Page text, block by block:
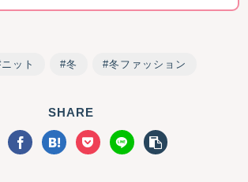
ニット 冬 冬ファッション
SHARE